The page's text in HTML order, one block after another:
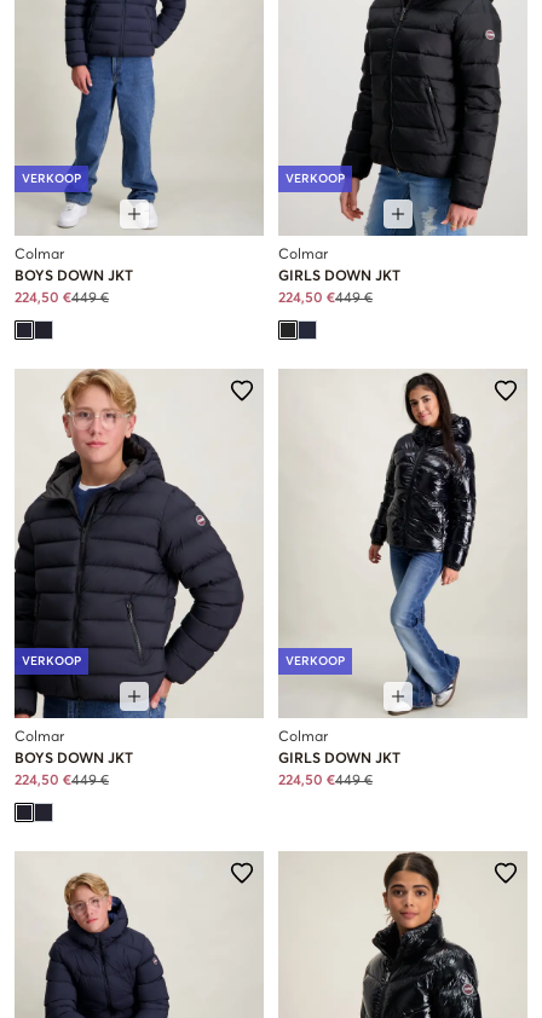
VERKOOP
Colmar
BOYS DOWN JKT
224,50 €449 €
VERKOOP
Colmar
GIRLS DOWN JKT
224,50 €449 €
VERKOOP
Colmar
BOYS DOWN JKT
224,50 €449 €
VERKOOP
Colmar
GIRLS DOWN JKT
224,50 €449 €